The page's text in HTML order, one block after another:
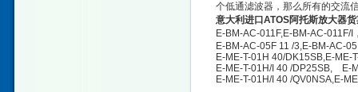
个低通滤波器，那么所有的交流
意大利进口ATOS阿托斯放大器
E-BM-AC-011F,E-BM-AC-
E-BM-AC-05F 11 /3,E-BM-AC-
E-ME-T-01H 40/DK15SB,E-
E-ME-T-01H/I 40 /DP25SB,
E-ME-T-01H/I 40 /QV0NSA,E-